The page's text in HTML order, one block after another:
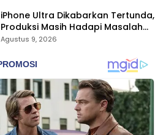
iPhone Ultra Dikabarkan Tertunda,
Produksi Masih Hadapi Masalah
Engsel dan Layar
Agustus 9, 2026